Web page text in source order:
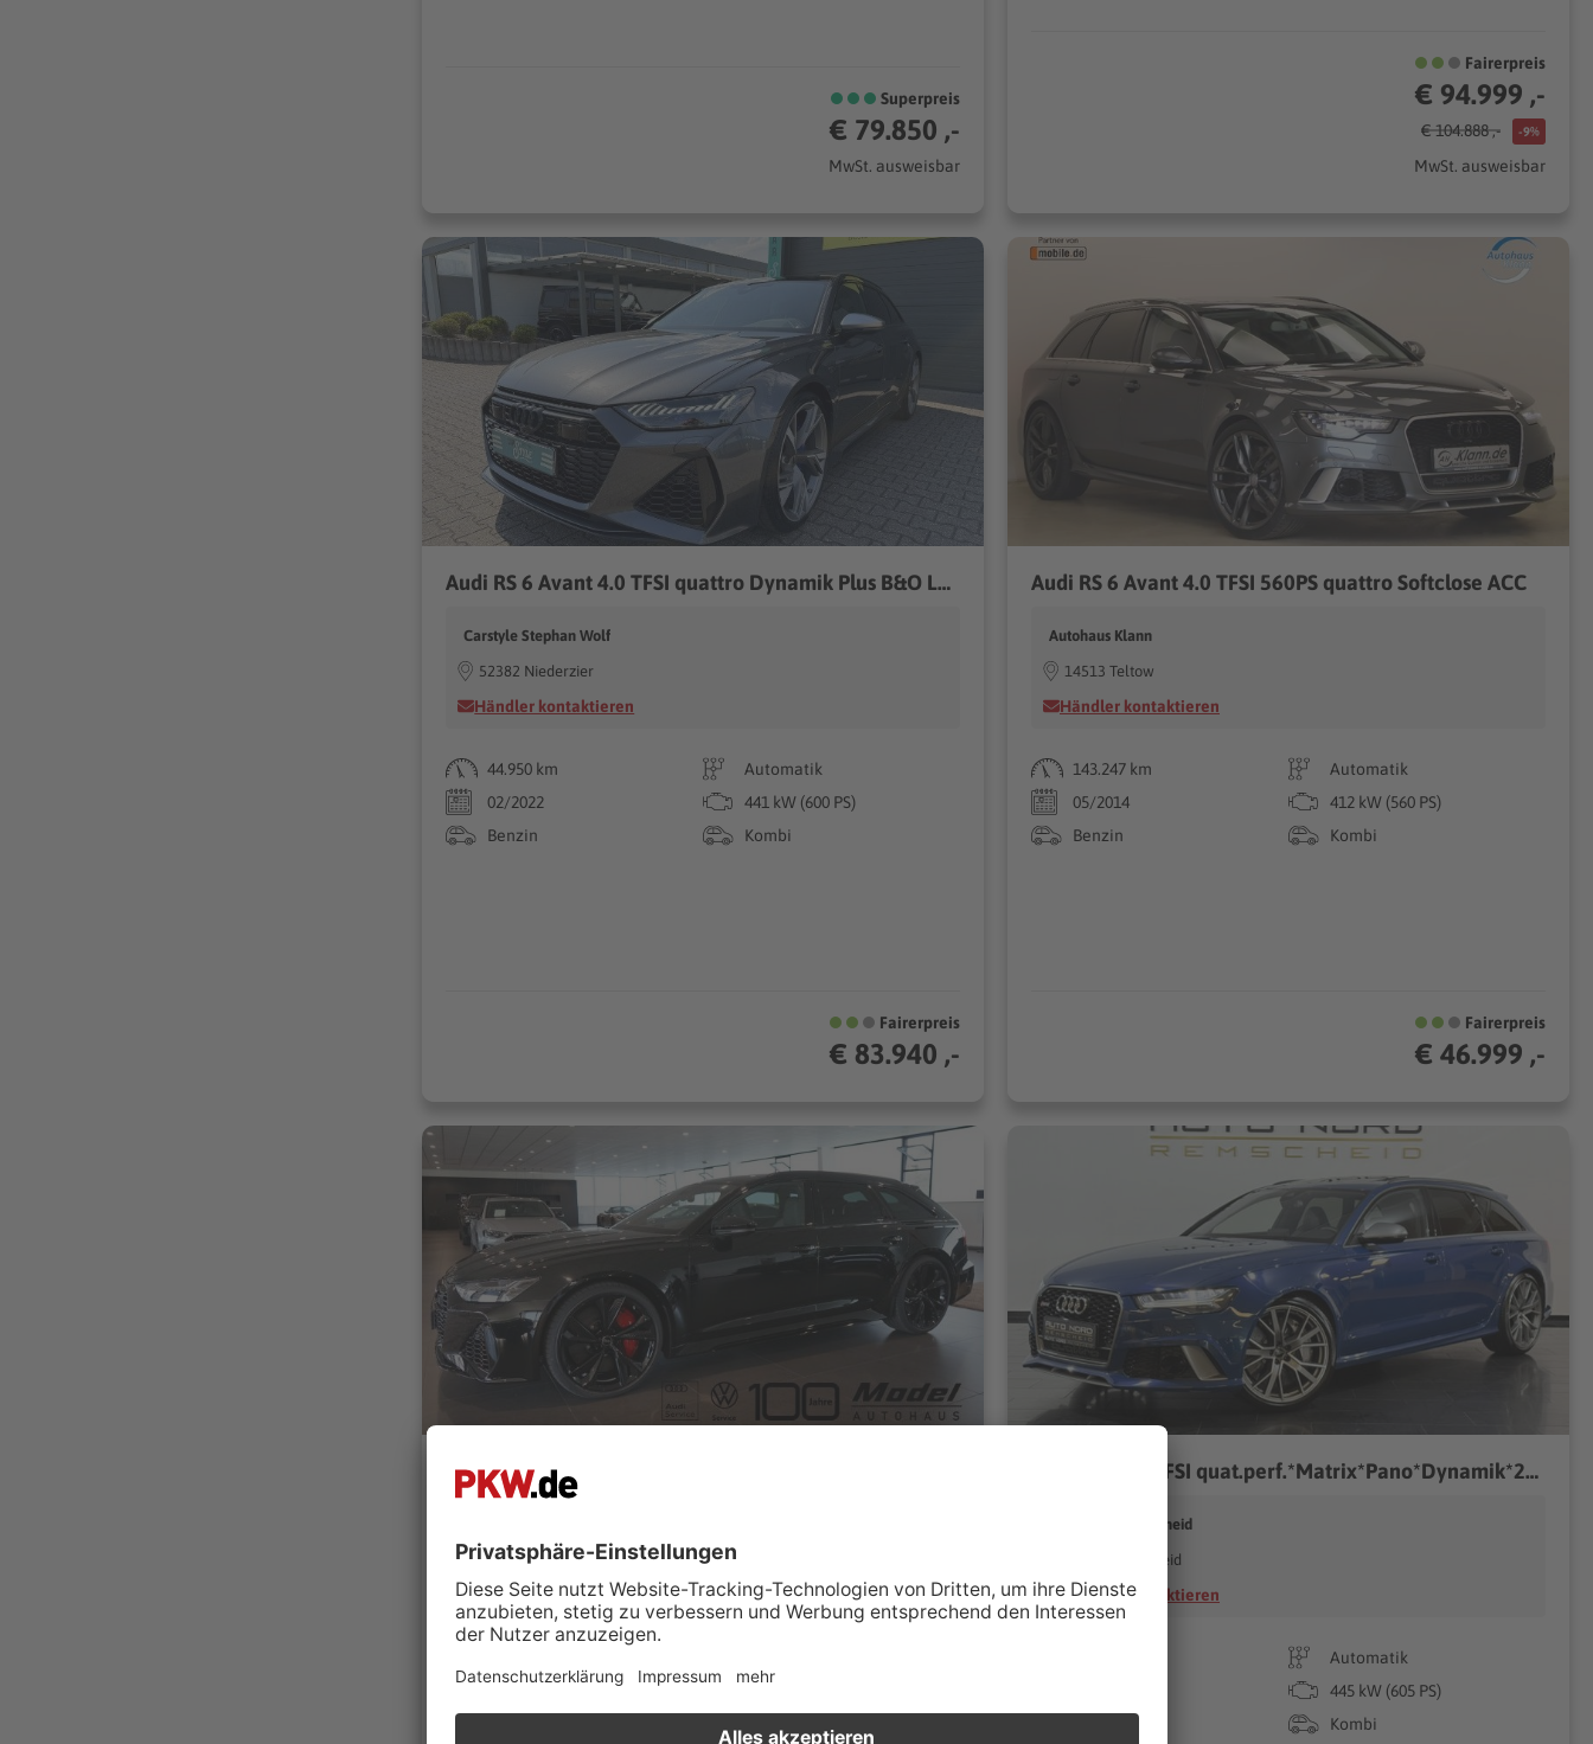
Superpreis
€ 79.850 ,-
MwSt. ausweisbar
Fairerpreis
€ 94.999 ,-
€ 104.888 ,- -9%
MwSt. ausweisbar
Audi RS 6 Avant 4.0 TFSI quattro Dynamik Plus B&O Laser
Carstyle Stephan Wolf
52382 Niederzier
Händler kontaktieren
44.950 km
Automatik
02/2022
441 kW (600 PS)
Benzin
Kombi
Fairerpreis
€ 83.940 ,-
Audi RS 6 Avant 4.0 TFSI 560PS quattro Softclose ACC
Autohaus Klann
14513 Teltow
Händler kontaktieren
143.247 km
Automatik
05/2014
412 kW (560 PS)
Benzin
Kombi
Fairerpreis
€ 46.999 ,-
74572 Blaufelden
Händler kontaktieren
Audi RS 6 4.0TFSI quat.perf.*Matrix*Pano*Dynamik*21??*
Auto Nord Remscheid
42853 Remscheid
Händler kontaktieren
Automatik
445 kW (605 PS)
Kombi